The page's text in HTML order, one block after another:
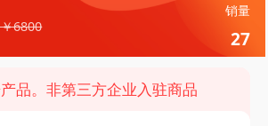
6800
销量
27
品。非第三方企业入驻商品